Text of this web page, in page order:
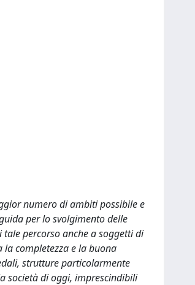
numero di ambiti possibile e
per lo svolgimento delle
percorso anche a soggetti di
la completezza e la buona
strutture particolarmente
società di oggi, imprescindibili